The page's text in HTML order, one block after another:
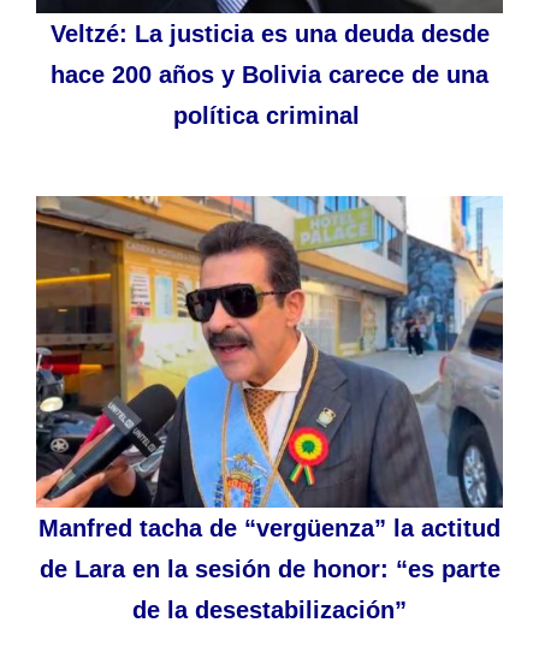
Veltzé: La justicia es una deuda desde
hace 200 años y Bolivia carece de una
política criminal
Manfred tacha de “vergüenza” la actitud
de Lara en la sesión de honor: “es parte
de la desestabilización”